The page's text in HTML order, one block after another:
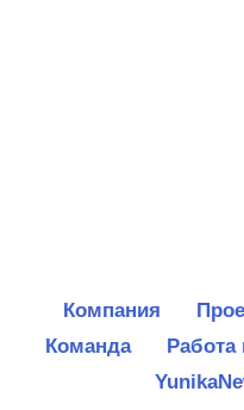
Компания
Команда
Работа